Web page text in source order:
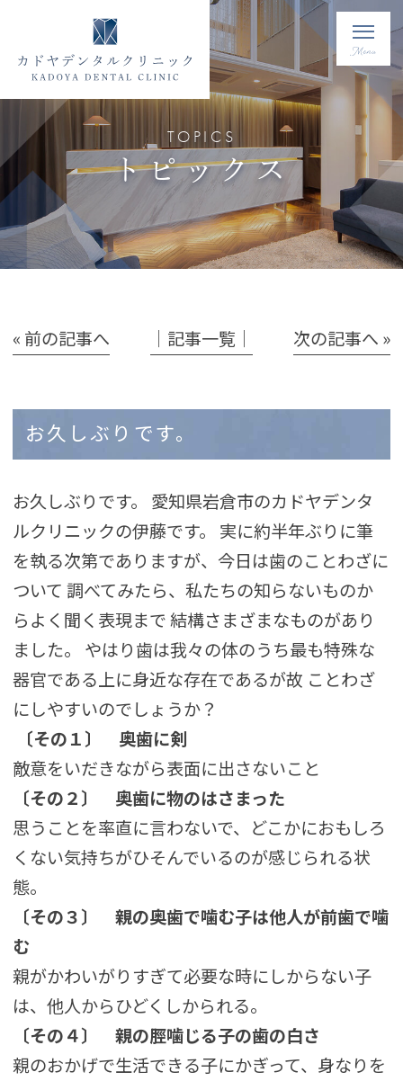
TOPICS
トピックス
« 前の記事へ │記事一覧│ 次の記事へ »
お久しぶりです。
お久しぶりです。 愛知県岩倉市のカドヤデンタ
ルクリニックの伊藤です。 実に約半年ぶりに筆
を執る次第でありますが、今日は歯のことわざに
ついて 調べてみたら、私たちの知らないものか
らよく聞く表現まで 結構さまざまなものがあり
ました。 やはり歯は我々の体のうち最も特殊な
器官である上に身近な存在であるが故 ことわざ
にしやすいのでしょうか？
〔その１〕
奥歯に剣
敵意をいだきながら表面に出さないこと
〔その２〕
奥歯に物のはさまった
思うことを率直に言わないで、どこかにおもしろ
くない気持ちがひそんでいるのが感じられる状
態。
〔その３〕
親の奥歯で噛む子は他人が前歯で噛
む
親がかわいがりすぎて必要な時にしからない子
は、他人からひどくしかられる。
〔その４〕
親の脛噛じる子の歯の白さ
親のおかげで生活できる子にかぎって、身なりを